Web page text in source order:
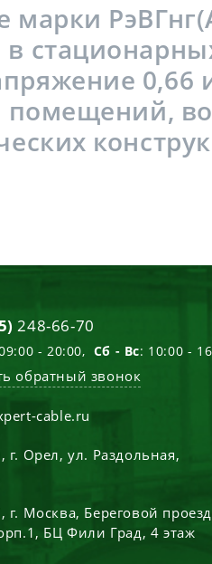
0,66
248-66-70
- 20:00, Сб - Вс: 10:00 -
обратный звонок
cable.ru
, г. Орел,ул. Раздольная,
, г. Москва, Береговой проезд
БЦ Фили Град, 4 этаж